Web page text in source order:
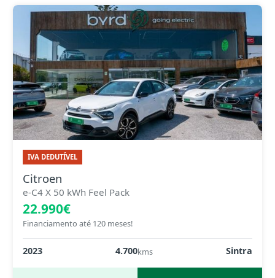
IVA DEDUTÍVEL
Citroen
e-C4 X 50 kWh Feel Pack
22.990€
Financiamento até 120 meses!
2023 4.700kms Sintra